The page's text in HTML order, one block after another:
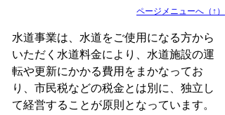
ページメニューへ（↑）
水道事業は、水道をご使用になる方から
いただく水道料金により、水道施設の運
転や更新にかかる費用をまかなってお
り、市民税などの税金とは別に、独立し
て経営することが原則となっています。